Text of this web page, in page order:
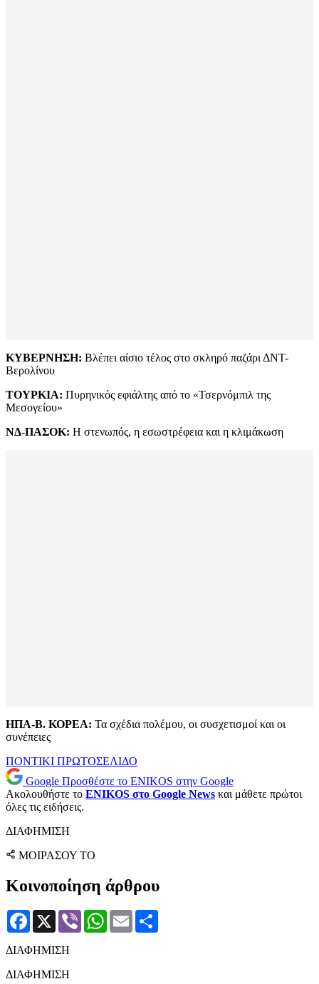
ΚΥΒΕΡΝΗΣΗ: Βλέπει αίσιο τέλος στο σκληρό παζάρι ΔΝΤ-
Βερολίνου
ΤΟΥΡΚΙΑ: Πυρηνικός εφιάλτης από το «Τσερνόμπιλ της
Μεσογείου»
ΝΔ-ΠΑΣΟΚ: Η στενωπός, η εσωστρέφεια και η κλιμάκωση
ΗΠΑ-Β. ΚΟΡΕΑ: Τα σχέδια πολέμου, οι συσχετισμοί και οι
συνέπειες
ΠΟΝΤΙΚΙ ΠΡΩΤΟΣΕΛΙΔΟ
Google Προσθέστε το ENIKOS στην Google
Ακολουθήστε το ENIKOS στο Google News και μάθετε πρώτοι
όλες τις ειδήσεις.
ΔΙΑΦΗΜΙΣΗ
ΜΟΙΡΑΣΟΥ ΤΟ
Κοινοποίηση άρθρου
Facebook
X Viber WhatsApp
Email
ΔΙΑΦΗΜΙΣΗ
ΔΙΑΦΗΜΙΣΗ